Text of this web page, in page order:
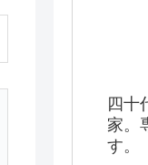
四十
家。
す。